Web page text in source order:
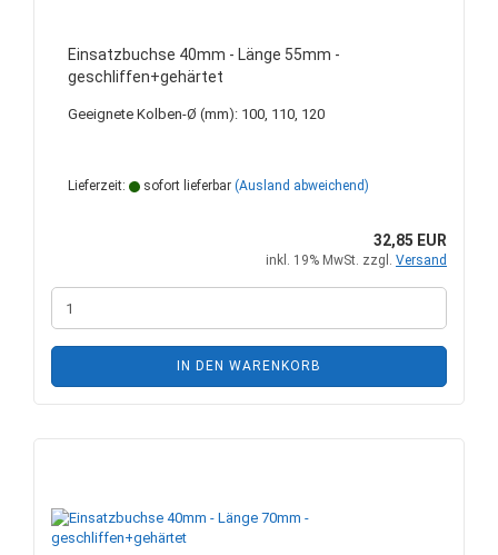
Einsatzbuchse 40mm - Länge 55mm -
geschliffen+gehärtet
Geeignete Kolben-Ø (mm): 100, 110, 120
Lieferzeit: sofort lieferbar (Ausland abweichend)
32,85 EUR
inkl. 19% MwSt. zzgl. Versand
IN DEN WARENKORB